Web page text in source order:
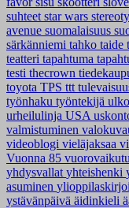
suhteet star wars
avenue suomalaisuus
särkänniemi tahko taide
teatteri tapahtuma
testi thecrown
toyota TPS ttt
työnhaku työntekijä
urheilulinja USA
valmistuminen
videoblogi vieläjaksaa
Vuonna 85
yhdysvallat yhteishenki
asuminen
ystävänpäivä äidinkieli